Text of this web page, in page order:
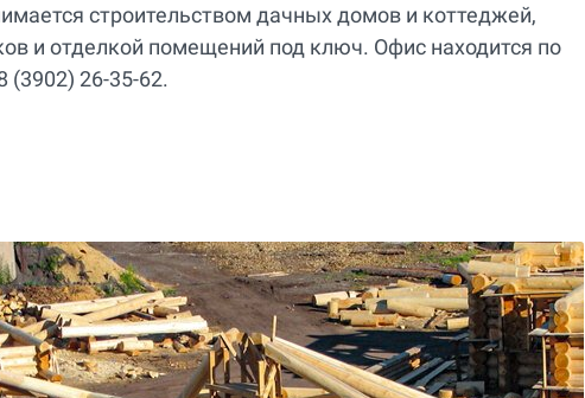
строительством дачных домов и коттеджей,
и отделкой помещений под ключ. Офис находится по
(3902) 26-35-62.